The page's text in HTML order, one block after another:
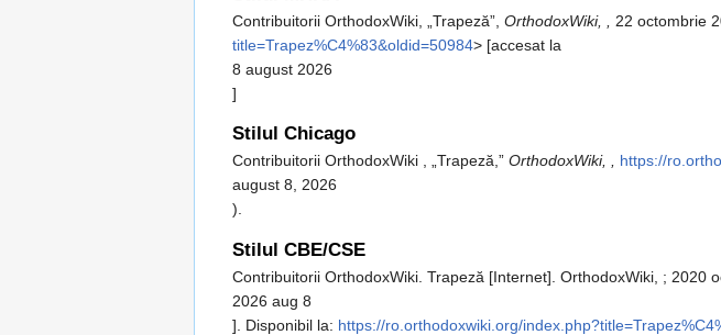
Contribuitorii OrthodoxWiki, „Trapeză”, OrthodoxWiki, , 22 octombrie
title=Trapez%C4%83&oldid=50984> [accesat la
8 august 2026
]
Stilul Chicago
Contribuitorii OrthodoxWiki , „Trapeză,” OrthodoxWiki, , https://
august 8, 2026
).
Stilul CBE/CSE
Contribuitorii OrthodoxWiki. Trapeză [Internet]. OrthodoxWiki, ; 2020
2026 aug 8
]. Disponibil la: https://ro.orthodoxwiki.org/